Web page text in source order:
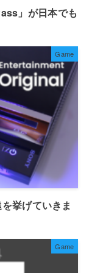
」が日本でも
Game
挙げていきま
Game